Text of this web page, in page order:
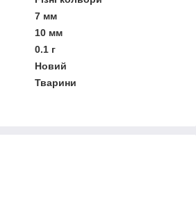
7 мм
10 мм
0.1 г
Новий
Тварини